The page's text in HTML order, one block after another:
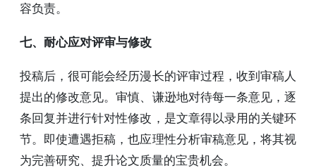
容负责。
七、耐心应对评审与修改
投稿后，很可能会经历漫长的评审过程，收到审稿人
提出的修改意见。审慎、谦逊地对待每一条意见，逐
条回复并进行针对性修改，是文章得以录用的关键环
节。即使遭遇拒稿，也应理性分析审稿意见，将其视
为完善研究、提升论文质量的宝贵机会。